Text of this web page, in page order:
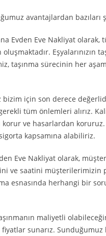
avantajlardan bazıları
Evden Eve Nakliyat
Eşyalarınızın
taşınma sürecinin her
bizim için son derece
tüm önlemleri alırız.
korur ve hasarlardan koruruz.
kapsamına alabiliriz.
Eve Nakliyat olarak,
ve saatini müşterilerimizin
esnasında herhangi bir
maliyetli
sunarız. Sunduğumuz